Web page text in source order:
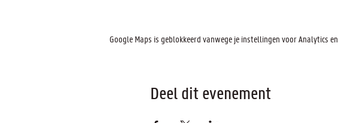
Google Maps is geblokkeerd vanwege je instellingen voor Analytics
Deel dit evenement